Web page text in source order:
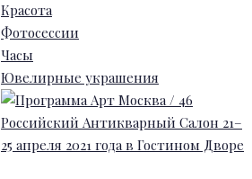
Красота
Фотосессии
Часы
Ювелирные украшения